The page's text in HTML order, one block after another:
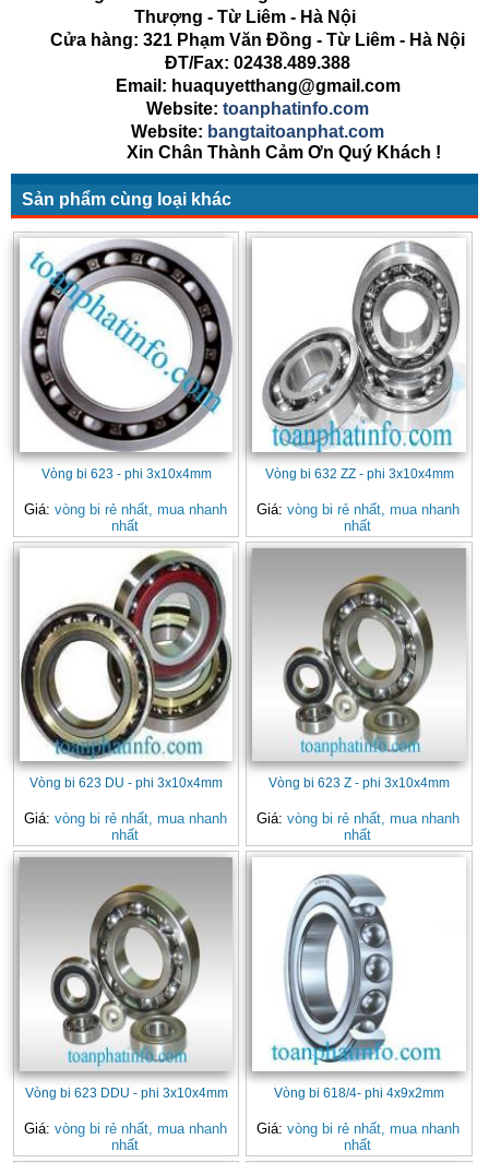
Thượng - Từ Liêm - Hà Nội
Cửa hàng: 321 Phạm Văn Đồng - Từ Liêm - Hà Nội
ĐT/Fax: 02438.489.388
Email: huaquyetthang@gmail.com
Website: toanphatinfo.com
Website: bangtaitoanphat.com
Xin Chân Thành Cảm Ơn Quý Khách !
Sản phẩm cùng loại khác
Vòng bi 623 - phi 3x10x4mm
Giá: vòng bi rẻ nhất, mua nhanh
nhất
Vòng bi 632 ZZ - phi 3x10x4mm
Giá: vòng bi rẻ nhất, mua nhanh
nhất
Vòng bi 623 DU - phi 3x10x4mm
Giá: vòng bi rẻ nhất, mua nhanh
nhất
Vòng bi 623 Z - phi 3x10x4mm
Giá: vòng bi rẻ nhất, mua nhanh
nhất
Vòng bi 623 DDU - phi 3x10x4mm
Giá: vòng bi rẻ nhất, mua nhanh
nhất
Vòng bi 618/4- phi 4x9x2mm
Giá: vòng bi rẻ nhất, mua nhanh
nhất